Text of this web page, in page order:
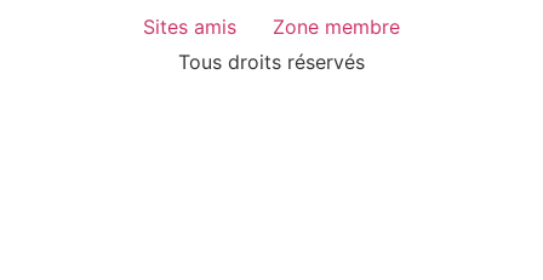
Sites amis
Zone membre
Tous droits réservés